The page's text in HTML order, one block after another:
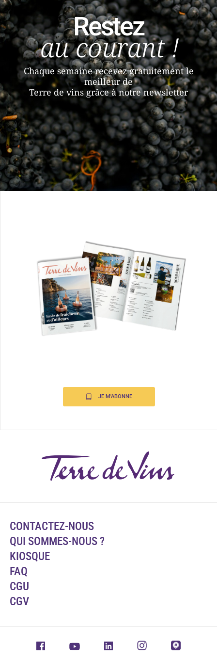
Restez
au courant !
Chaque semaine recevez gratuitement le
meilleur de
Terre de vins grâce à notre newsletter
JE M'ABONNE
CONTACTEZ-NOUS
QUI SOMMES-NOUS ?
KIOSQUE
FAQ
CGU
CGV